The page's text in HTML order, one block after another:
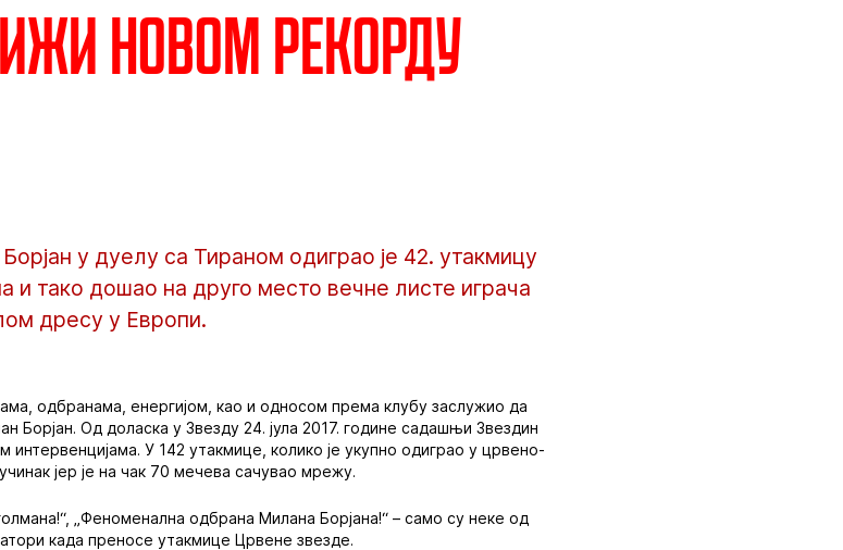
новом рекорду
у дуелу са Тираном одиграо је 42. утакмицу
тако дошао на друго место вечне листе играча
дресу у Европи.
одбранама, енергијом, као и односом према клубу заслужио да
Борјан. Од доласка у Звезду 24. јула 2017. године садашњи Звездин
интервенцијама. У 142 утакмице, колико је укупно одиграо у црвено-
јер је на чак 70 мечева сачувао мрежу.
голмана!“, „Феноменална одбрана Милана Борјана!“ – само су неке од
када преносе утакмице Црвене звезде.